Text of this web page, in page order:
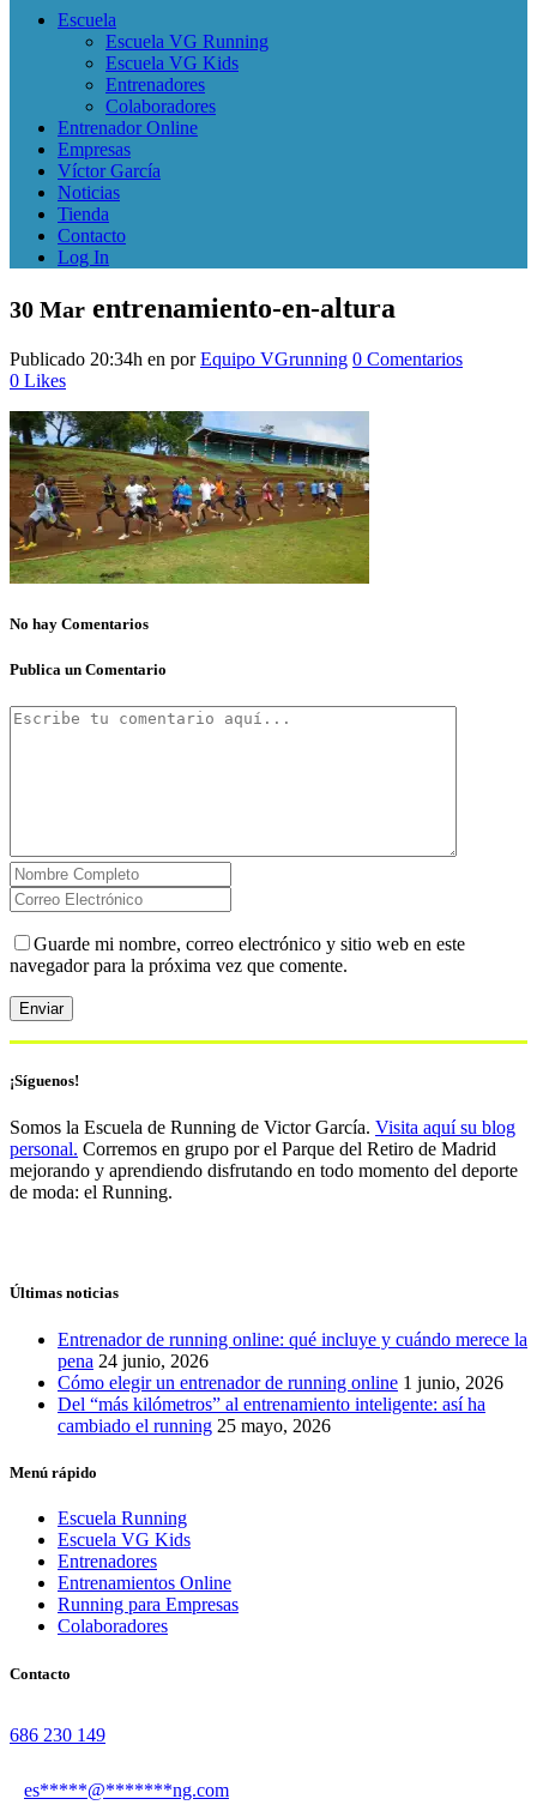
Escuela
Escuela VG Running
Escuela VG Kids
Entrenadores
Colaboradores
Entrenador Online
Empresas
Víctor García
Noticias
Tienda
Contacto
Log In
30 Mar entrenamiento-en-altura
Publicado 20:34h en porEquipo VGrunning 0 Comentarios
0 Likes
No hay Comentarios
Publica un Comentario
Guarde mi nombre, correo electrónico y sitio web en este
navegador para la próxima vez que comente.
¡Síguenos!
Somos la Escuela de Running de Victor García. Visita aquí su blog
personal. Corremos en grupo por el Parque del Retiro de Madrid
mejorando y aprendiendo disfrutando en todo momento del deporte
de moda: el Running.
Últimas noticias
Entrenador de running online: qué incluye y cuándo merece la
pena 24 junio, 2026
Cómo elegir un entrenador de running online 1 junio, 2026
Del “más kilómetros” al entrenamiento inteligente: así ha
cambiado el running 25 mayo, 2026
Menú rápido
Escuela Running
Escuela VG Kids
Entrenadores
Entrenamientos Online
Running para Empresas
Colaboradores
Contacto
686 230 149
es*****@*******ng.com